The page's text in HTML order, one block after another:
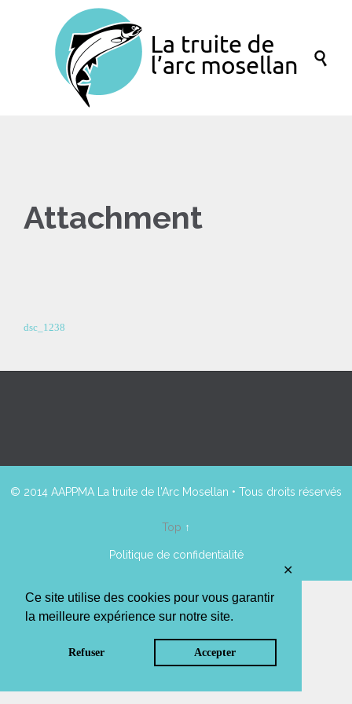
Ce site utilise des cookies pour vous garantir
la meilleure expérience sur notre site.
Refuser Accepter
✕

Attachment
dsc_1238
© 2014 AAPPMA La truite de l'Arc Mosellan • Tous droits réservés
Top ↑
Politique de confidentialité